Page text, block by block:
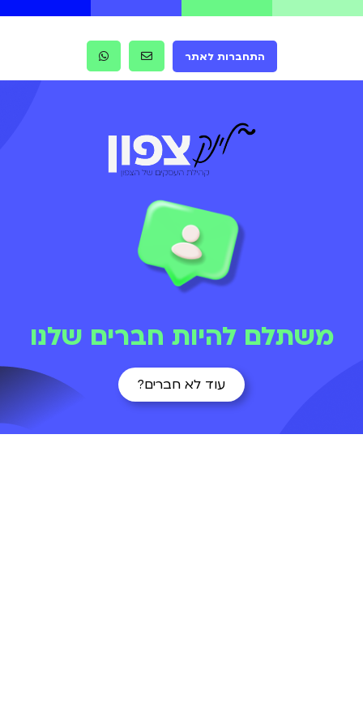
התחברות לאתר
משתלם להיות חברים שלנו
עוד לא חברים?